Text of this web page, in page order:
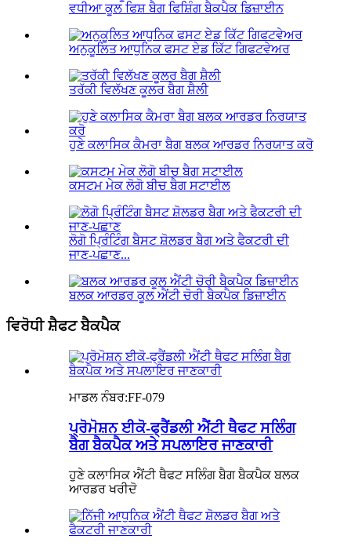
ਵਧੀਆ ਕੂਲ ਫਿਸ਼ ਬੈਗ ਫਿਸ਼ਿੰਗ ਬੈਕਪੈਕ ਡਿਜ਼ਾਈਨ
ਅਨੁਕੂਲਿਤ ਆਧੁਨਿਕ ਫਸਟ ਏਡ ਕਿੱਟ ਗਿਫਟਵੇਅਰ
ਤਰੱਕੀ ਵਿਲੱਖਣ ਕੂਲਰ ਬੈਗ ਸ਼ੈਲੀ
ਹੁਣੇ ਕਲਾਸਿਕ ਕੈਮਰਾ ਬੈਗ ਬਲਕ ਆਰਡਰ ਨਿਰਯਾਤ ਕਰੋ
ਕਸਟਮ ਮੇਕ ਲੋਗੋ ਬੀਚ ਬੈਗ ਸਟਾਈਲ
ਲੋਗੋ ਪ੍ਰਿੰਟਿੰਗ ਬੈਸਟ ਸ਼ੋਲਡਰ ਬੈਗ ਅਤੇ ਫੈਕਟਰੀ ਦੀ
ਜਾਣ-ਪਛਾਣ...
ਬਲਕ ਆਰਡਰ ਕੂਲ ਐਂਟੀ ਚੋਰੀ ਬੈਕਪੈਕ ਡਿਜ਼ਾਈਨ
ਵਿਰੋਧੀ ਸ਼ੈਫਟ ਬੈਕਪੈਕ
ਮਾਡਲ ਨੰਬਰ:FF-079
ਪ੍ਰੋਮੋਸ਼ਨ ਈਕੋ-ਫ੍ਰੈਂਡਲੀ ਐਂਟੀ ਥੈਫਟ ਸਲਿੰਗ
ਬੈਗ ਬੈਕਪੈਕ ਅਤੇ ਸਪਲਾਇਰ ਜਾਣਕਾਰੀ
ਹੁਣੇ ਕਲਾਸਿਕ ਐਂਟੀ ਥੈਫਟ ਸਲਿੰਗ ਬੈਗ ਬੈਕਪੈਕ ਬਲਕ
ਆਰਡਰ ਖਰੀਦੋ